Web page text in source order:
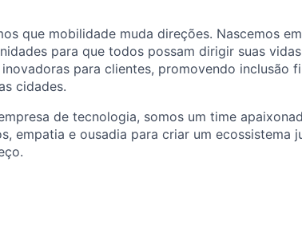
que mobilidade muda direções. Nascemos
para que todos possam dirigir suas
para clientes, promovendo inclusão
cidades.
de tecnologia, somos um time
empatia e ousadia para criar um ecossistema